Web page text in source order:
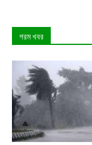
গরম খবর